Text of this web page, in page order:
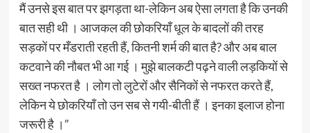
मैं उनसे इस बात पर झगड़ता था-लेकिन अब ऐसा लगता है कि उनकी
बात सही थी । आजकल की छोकरियाँ धूल के बादलों की तरह
सड़कों पर मँडराती रहती हैं, कितनी शर्म की बात है? और अब बाल
कटवाने की नौबत भी आ गई । मुझे बालकटी पढ़ने वाली लड़कियों से
सख्त नफरत है । लोग तो लुटेरों और सैनिकों से नफरत करते हैं,
लेकिन ये छोकरियाँ तो उन सब से गयी-बीती हैं । इनका इलाज होना
जरूरी है ।”